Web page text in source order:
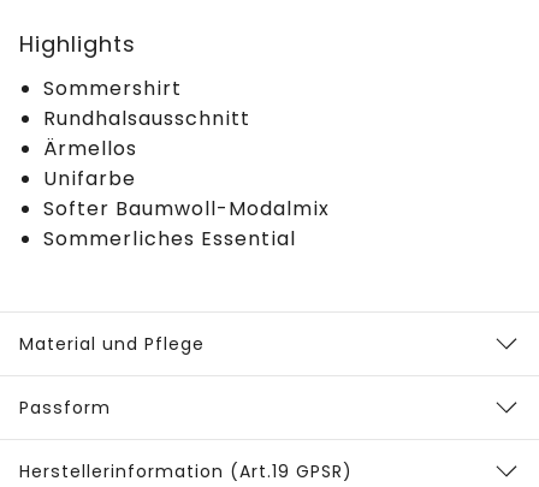
Highlights
Sommershirt
Rundhalsausschnitt
Ärmellos
Unifarbe
Softer Baumwoll-Modalmix
Sommerliches Essential
Material und Pflege
Passform
Herstellerinformation (Art.19 GPSR)